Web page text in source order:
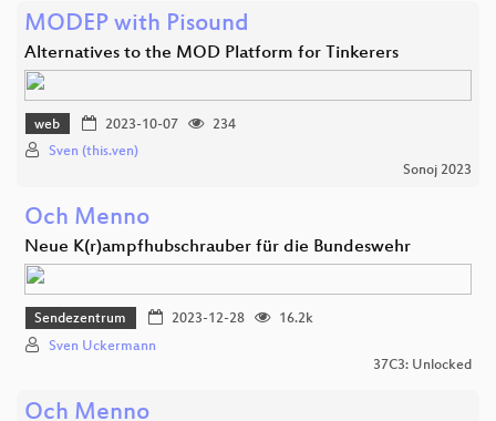
MODEP with Pisound
Alternatives to the MOD Platform for Tinkerers
web 2023-10-07
234
Sven (this.ven)
Sonoj 2023
Och Menno
Neue K(r)ampfhubschrauber für die Bundeswehr
Sendezentrum 2023-12-28
16.2k
Sven Uckermann
37C3: Unlocked
Och Menno